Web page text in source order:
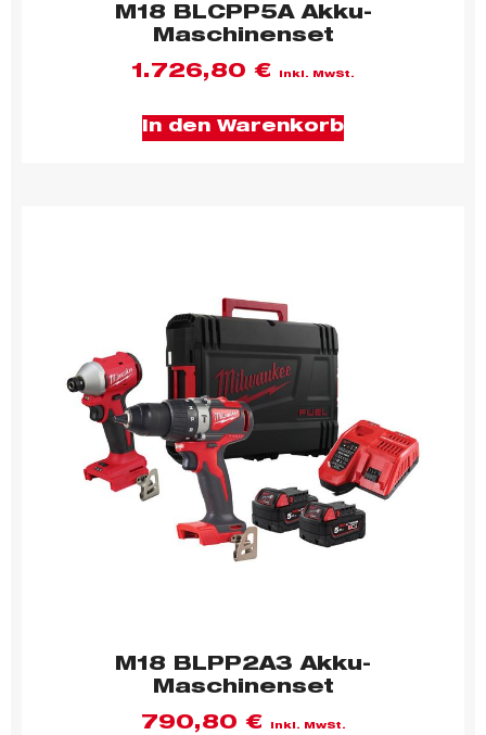
M18 BLCPP5A Akku-
Maschinenset
1.726,80 € inkl. MwSt.
In den Warenkorb
M18 BLPP2A3 Akku-
Maschinenset
790,80 € inkl. MwSt.